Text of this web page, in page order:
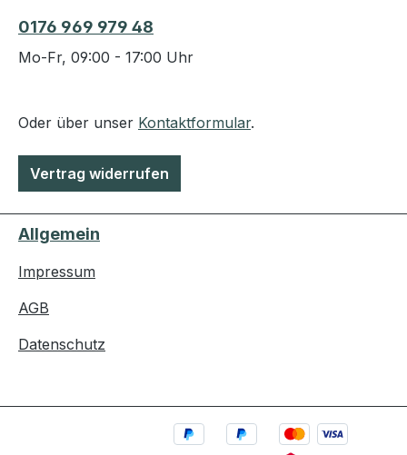
0176 969 979 48
Mo-Fr, 09:00 - 17:00 Uhr
Oder über unser Kontaktformular.
Vertrag widerrufen
Allgemein
Impressum
AGB
Datenschutz